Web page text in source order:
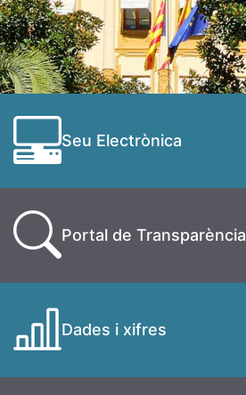
Seu Electrònica
Portal de Transparència
Dades i xifres